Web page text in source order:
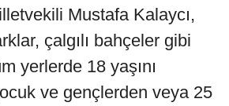
Mustafa Kalaycı,
çalgılı bahçeler gibi
yerlerde 18 yaşını
ve gençlerden veya 25